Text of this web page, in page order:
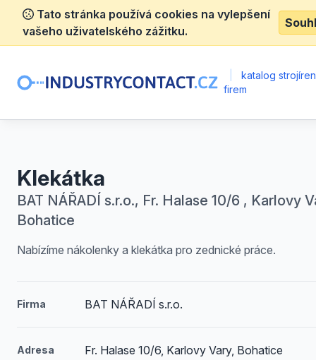
Tato stránka používá cookies na vylepšení
vašeho uživatelského zážitku.
katalog
firem
Klekátka
BAT NÁŘADÍ s.r.o., Fr. Halase 10/6 , Karlovy
Bohatice
Nabízíme nákolenky a klekátka pro zednické práce.
Firma BAT NÁŘADÍ s.r.o.
Adresa Fr. Halase 10/6, Karlovy Vary, Bohatice